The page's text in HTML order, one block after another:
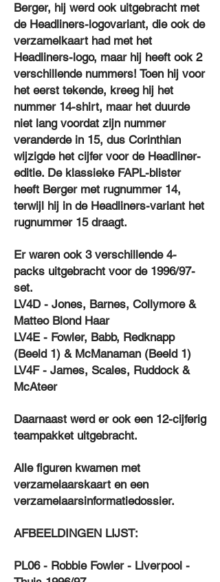
Berger, hij werd ook uitgebracht met
de Headliners-logovariant, die ook de
verzamelkaart had met het
Headliners-logo, maar hij heeft ook 2
verschillende nummers! Toen hij voor
het eerst tekende, kreeg hij het
nummer 14-shirt, maar het duurde
niet lang voordat zijn nummer
veranderde in 15, dus Corinthian
wijzigde het cijfer voor de Headliner-
editie. De klassieke FAPL-blister
heeft Berger met rugnummer 14,
terwijl hij in de Headliners-variant het
rugnummer 15 draagt.
Er waren ook 3 verschillende 4-
packs uitgebracht voor de 1996/97-
set.
LV4D - Jones, Barnes, Collymore &
Matteo Blond Haar
LV4E - Fowler, Babb, Redknapp
(Beeld 1) & McManaman (Beeld 1)
LV4F - James, Scales, Ruddock &
McAteer
Daarnaast werd er ook een 12-cijferig
teampakket uitgebracht.
Alle figuren kwamen met
verzamelaarskaart en een
verzamelaarsinformatiedossier.
AFBEELDINGEN LIJST:
PL06 - Robbie Fowler - Liverpool -